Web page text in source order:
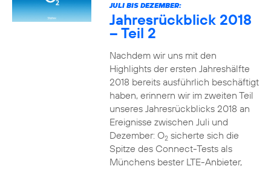
JULI BIS DEZEMBER:
Jahresrückblick 2018
– Teil 2
Nachdem wir uns mit den
Highlights der ersten Jahreshälfte
2018 bereits ausführlich beschäftigt
haben, erinnern wir im zweiten Teil
unseres Jahresrückblicks 2018 an
Ereignisse zwischen Juli und
Dezember: O2sicherte sich die
Spitze des Connect-Tests als
Münchens bester LTE-Anbieter,